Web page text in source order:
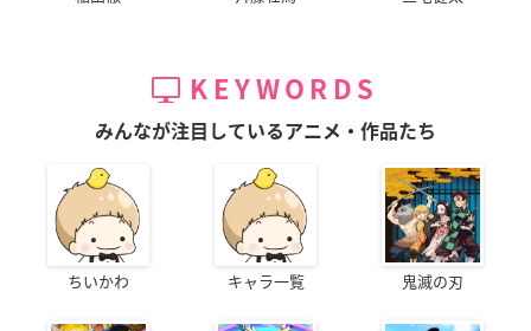
KEYWORDS
みんなが注目しているアニメ・作品たち
ちいかわ キャラ一覧 鬼滅の刃